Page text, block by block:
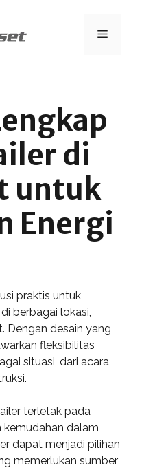
Menu
di
untuk
Energi
praktis untuk
berbagai lokasi,
Dengan desain yang
fleksibilitas
situasi, dari acara
terletak pada
dalam
dapat menjadi pilihan
memerlukan sumber